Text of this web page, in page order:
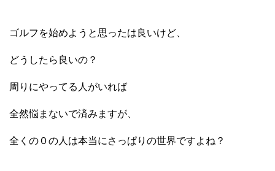
ゴルフを始めようと思ったは良いけど、
どうしたら良いの？
周りにやってる人がいれば
全然悩まないで済みますが、
全くの０の人は本当にさっぱりの世界ですよね？